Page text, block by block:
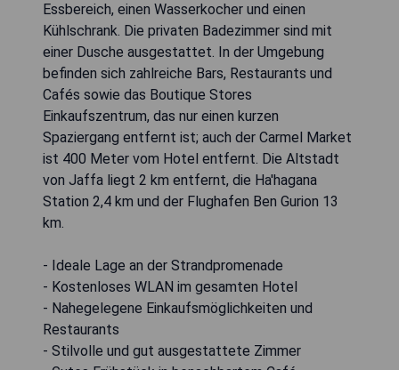
Essbereich, einen Wasserkocher und einen
Kühlschrank. Die privaten Badezimmer sind mit
einer Dusche ausgestattet. In der Umgebung
befinden sich zahlreiche Bars, Restaurants und
Cafés sowie das Boutique Stores
Einkaufszentrum, das nur einen kurzen
Spaziergang entfernt ist; auch der Carmel Market
ist 400 Meter vom Hotel entfernt. Die Altstadt
von Jaffa liegt 2 km entfernt, die Ha'hagana
Station 2,4 km und der Flughafen Ben Gurion 13
km.
- Ideale Lage an der Strandpromenade
- Kostenloses WLAN im gesamten Hotel
- Nahegelegene Einkaufsmöglichkeiten und
Restaurants
- Stilvolle und gut ausgestattete Zimmer